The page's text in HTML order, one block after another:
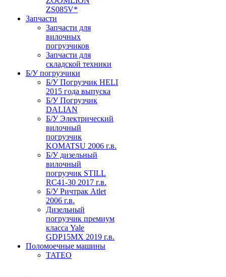
ZS085V*
Запчасти
Запчасти для
вилочных
погрузчиков
Запчасти для
складской техники
Б/У погрузчики
Б/У Погрузчик HELI
2015 года выпуска
Б/У Погрузчик
DALIAN
Б/У Электрический
вилочный
погрузчик
KOMATSU 2006 г.в.
Б/У дизельный
вилочный
погрузчик STILL
RC41-30 2017 г.в.
Б/У Ричтрак Atlet
2006 г.в.
Дизельный
погрузчик премиум
класса Yale
GDP15MX 2019 г.в.
Поломоечные машины
TATEO